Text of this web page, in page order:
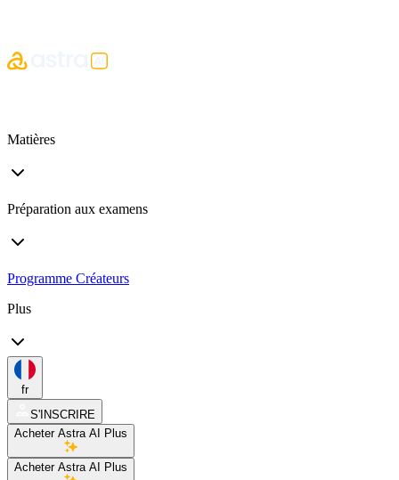
Matières
Préparation aux examens
Programme Créateurs
Plus
fr
S'INSCRIRE
Acheter Astra AI Plus
Acheter Astra AI Plus